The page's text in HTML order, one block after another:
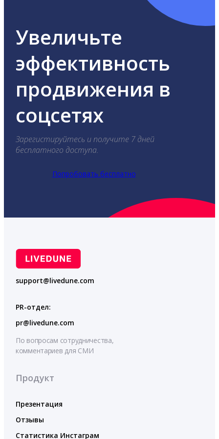
Увеличьте
эффективность
продвижения в
соцсетях
Зарегистируйтесь и получите 7 дней
бесплатного доступа.
Попробовать бесплатно
support@livedune.com
PR-отдел:
pr@livedune.com
По вопросам сотрудничества,
комментариев для СМИ
Продукт
Презентация
Отзывы
Статистика Инстаграм